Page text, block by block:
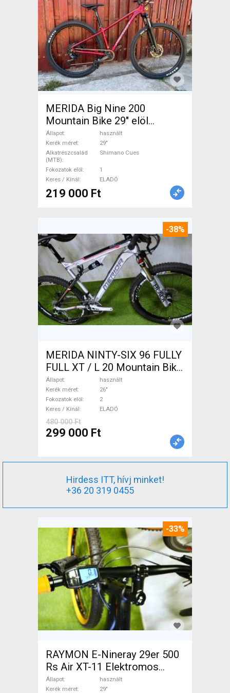
MERIDA Big Nine 200
Mountain Bike 29" elöl
teleszkópos Shimano Cues
használt ELADÓ
Állapot
használt
Kerék méret
29"
Alkatrészcsalád
(MTB)
Shimano Cues
Fokozatok elöl
1
Keres / Kínál
ELADÓ
219 000 Ft
-38%
MERIDA NINTY-SIX 96 FULLY
FULL XT / L 20 Mountain Bike
26" össztelós / fully használt
ELADÓ
Állapot
használt
Kerék méret
26"
Fokozatok elöl
2
Keres / Kínál
ELADÓ
480 000 Ft
299 000 Ft
Hirdess ITT, hívj minket!
+36 20 319 0455
-33%
RAYMON E-Nineray 29er 500
Rs Air XT-11 Elektromos
Mountain Bike 29" elöl
Állapot
használt
Kerék méret
29"